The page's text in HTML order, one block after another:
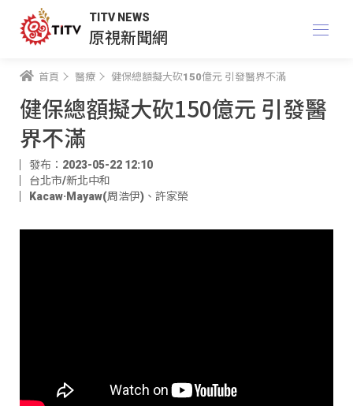
TITV NEWS
原視新聞網
首頁 醫療 健保總額擬大砍150億元 引發醫界不滿
健保總額擬大砍150億元 引發醫
界不滿
發布：2023-05-22 12:10
台北市/新北中和
Kacaw·Mayaw(周浩伊) 、 許家榮